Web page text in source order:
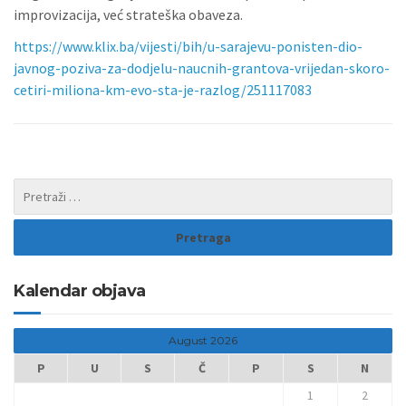
improvizacija, već strateška obaveza.
https://www.klix.ba/vijesti/bih/u-sarajevu-ponisten-dio-
javnog-poziva-za-dodjelu-naucnih-grantova-vrijedan-skoro-
cetiri-miliona-km-evo-sta-je-razlog/251117083
Kalendar objava
August 2026
P U S Č P S
N
1
2